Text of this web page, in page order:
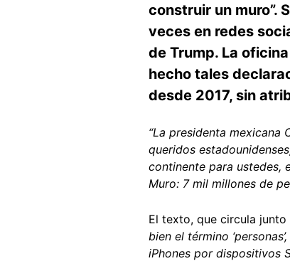
construir un muro”.
veces en redes
de Trump. La
hecho tales
desde 2017, sin
“La presidenta mexicana
queridos
continente para ustedes,
Muro: 7 mil millones de
El texto, que circula
bien el término
iPhones por dispositivos